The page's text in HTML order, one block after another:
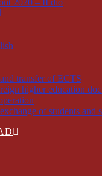
2020 – II dio
transfer of ECTS
higher education
of students and